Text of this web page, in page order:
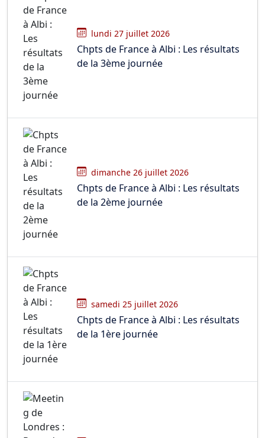
lundi 27 juillet 2026
Chpts de France à Albi : Les résultats
de la 3ème journée
dimanche 26 juillet 2026
Chpts de France à Albi : Les résultats
de la 2ème journée
samedi 25 juillet 2026
Chpts de France à Albi : Les résultats
de la 1ère journée